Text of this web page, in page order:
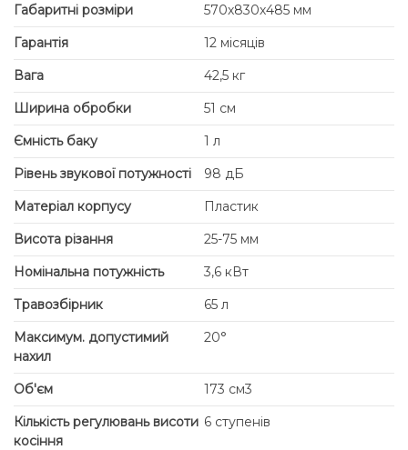
Габаритні розміри
570х830х485 мм
Гарантія
12 місяців
Вага
42,5 кг
Ширина обробки
51 см
Ємність баку
1 л
Рівень звукової потужності
98 дБ
Матеріал корпусу
Пластик
Висота різання
25-75 мм
Номінальна потужність
3,6 кВт
Травозбірник
65 л
Максимум. допустимий
нахил
20°
Об'єм
173 см3
Кількість регулювань висоти
косіння
6 ступенів